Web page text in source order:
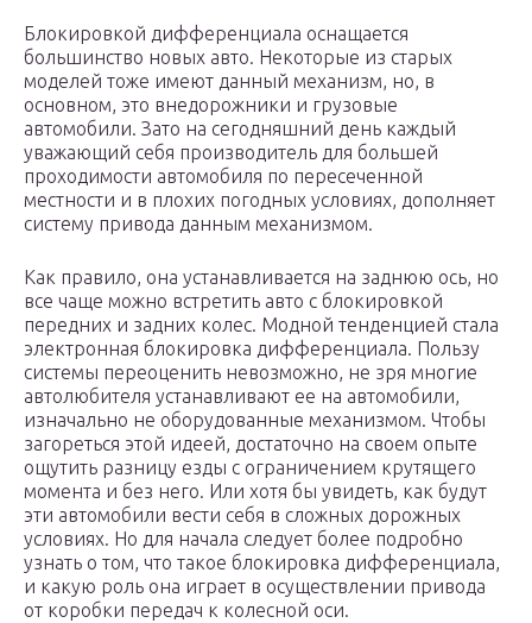
Блокировкой дифференциала оснащается
большинство новых авто. Некоторые из старых
моделей тоже имеют данный механизм, но, в
основном, это внедорожники и грузовые
автомобили. Зато на сегодняшний день каждый
уважающий себя производитель для большей
проходимости автомобиля по пересеченной
местности и в плохих погодных условиях, дополняет
систему привода данным механизмом.
Как правило, она устанавливается на заднюю ось, но
все чаще можно встретить авто с блокировкой
передних и задних колес. Модной тенденцией стала
электронная блокировка дифференциала. Пользу
системы переоценить невозможно, не зря многие
автолюбителя устанавливают ее на автомобили,
изначально не оборудованные механизмом. Чтобы
загореться этой идеей, достаточно на своем опыте
ощутить разницу езды с ограничением крутящего
момента и без него. Или хотя бы увидеть, как будут
эти автомобили вести себя в сложных дорожных
условиях. Но для начала следует более подробно
узнать о том, что такое блокировка дифференциала,
и какую роль она играет в осуществлении привода
от коробки передач к колесной оси.